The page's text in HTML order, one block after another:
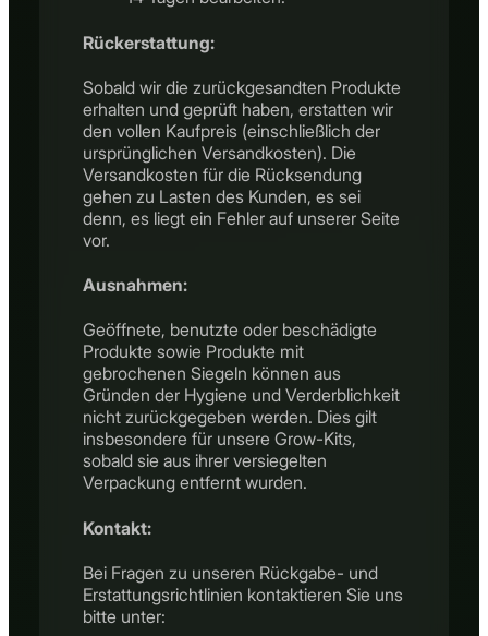
Rückerstattung:
Sobald wir die zurückgesandten Produkte
erhalten und geprüft haben, erstatten wir
den vollen Kaufpreis (einschließlich der
ursprünglichen Versandkosten). Die
Versandkosten für die Rücksendung
gehen zu Lasten des Kunden, es sei
denn, es liegt ein Fehler auf unserer Seite
vor.
Ausnahmen:
Geöffnete, benutzte oder beschädigte
Produkte sowie Produkte mit
gebrochenen Siegeln können aus
Gründen der Hygiene und Verderblichkeit
nicht zurückgegeben werden. Dies gilt
insbesondere für unsere Grow-Kits,
sobald sie aus ihrer versiegelten
Verpackung entfernt wurden.
Kontakt:
Bei Fragen zu unseren Rückgabe- und
Erstattungsrichtlinien kontaktieren Sie uns
bitte unter: